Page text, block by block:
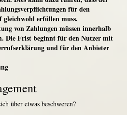
für den
erfüllen muss.
von Zahlungen müssen innerhalb
Die Frist beginnt für den Nutzer mit
und für den Anbieter
über etwas beschweren?